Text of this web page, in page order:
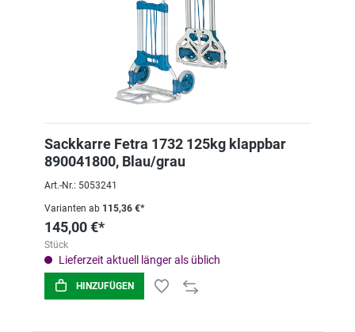
Sackkarre Fetra 1732 125kg klappbar
890041800, Blau/grau
Art.-Nr.: 5053241
Varianten ab 115,36 €*
145,00 €*
Stück
Lieferzeit aktuell länger als üblich
HINZUFÜGEN